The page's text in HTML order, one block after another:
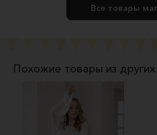
Все товары
Похожие товары из других